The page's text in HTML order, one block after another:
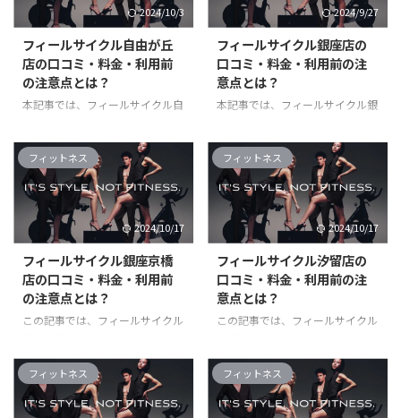
2024/10/3
フィールサイクル自由が丘
店の口コミ・料金・利用前
の注意点とは？
本記事では、フィールサイクル自
際に役立つ情報を網羅。 利用者
のレビューやメリット・デメリッ
ト、料金プラン、アクセス方法、
予約の手順など、知っておくべき
ポイントを詳しく解説します フ
ィールサイクルでは、現在会費0
円トライアルを実施中です。 45
日間無料で利用できるので、お早
めにご利用ください！ 無料トラ
イアル実施中！ FEEL CYCLE公式
サイト フィールサイクル自由が
ー フィールサイクル自由が丘店
の利用者から寄せられた口コミを
詳細に分析し、良か ...
2024/9/27
フィールサイクル銀座店の
口コミ・料金・利用前の注
意点とは？
本記事では、フィールサイクル銀
役立つ情報を網羅。 利用者のレ
ビューやメリット・デメリット、
料金プラン、アクセス方法、予約
の手順など、知っておくべきポイ
ントを詳しく解説します フィー
ルサイクルでは、現在会費0円ト
ライアルを実施中です。 45日間
無料で利用できるので、お早めに
ご利用ください！ 無料トライア
ル実施中！ FEEL CYCLE公式サイ
ト フィールサイクル銀座店の悪
ールサイクル銀座店の利用者から
寄せられた口コミを詳細に分析
し、良かった点と悪か ...
フィットネス
2024/10/17
フィールサイクル銀座京橋
店の口コミ・料金・利用前
の注意点とは？
この記事では、フィールサイクル
る前に知っておくべきポイント、
実際の利用者の評価、利点と欠
点、料金設定、店舗へのアクセス
方法、予約の流れなどについて詳
フィットネス
2024/10/17
フィールサイクル汐留店の
口コミ・料金・利用前の注
意点とは？
この記事では、フィールサイクル
に知っておくべきポイント、実際
の利用者の評価、利点と欠点、料
金設定、店舗へのアクセス方法、
予約の流れなどについて詳しく説
フィットネス フィットネス